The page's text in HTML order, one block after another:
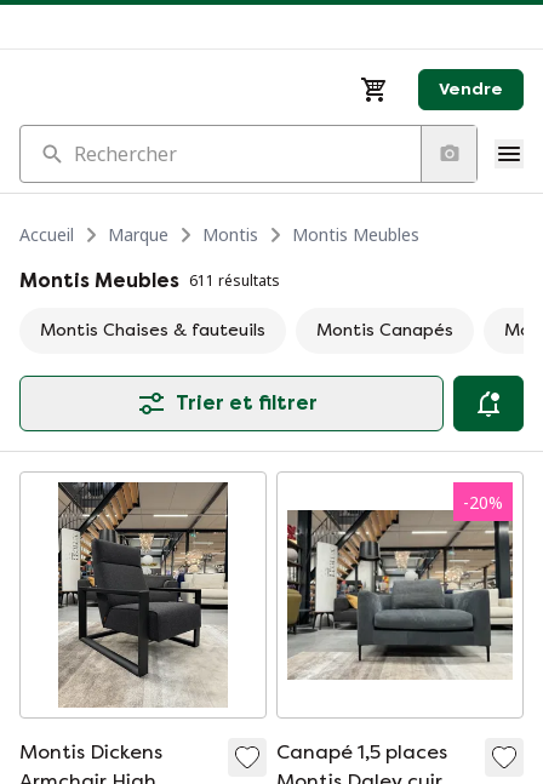
Vendre
Rechercher
Accueil Marque Montis
Montis Meubles
Montis Meubles 611 résultats
Montis Chaises & fauteuils Montis Canapés
Trier et filtrer
Montis Dickens
-20%
Canapé 1,5 places